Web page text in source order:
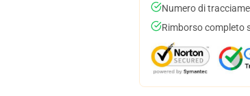
Numero di
Rimborso completo